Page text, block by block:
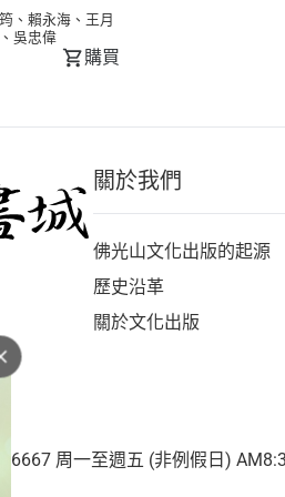
、 賴永海 、 王月
、 吳忠偉
購買
關於我們
佛光山文化出版的起源
歷史沿革
關於文化出版
周一至週五 (非例假日)